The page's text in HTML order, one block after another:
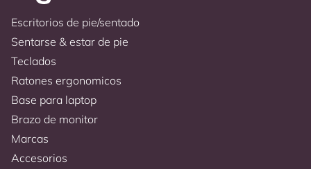
Escritorios de pie/sentado
Sentarse & estar de pie
Teclados
Ratones ergonomicos
Base para laptop
Brazo de monitor
Marcas
Accesorios